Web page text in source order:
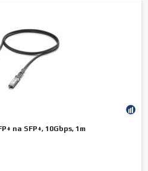
na SFP+, 10Gbps, 1m